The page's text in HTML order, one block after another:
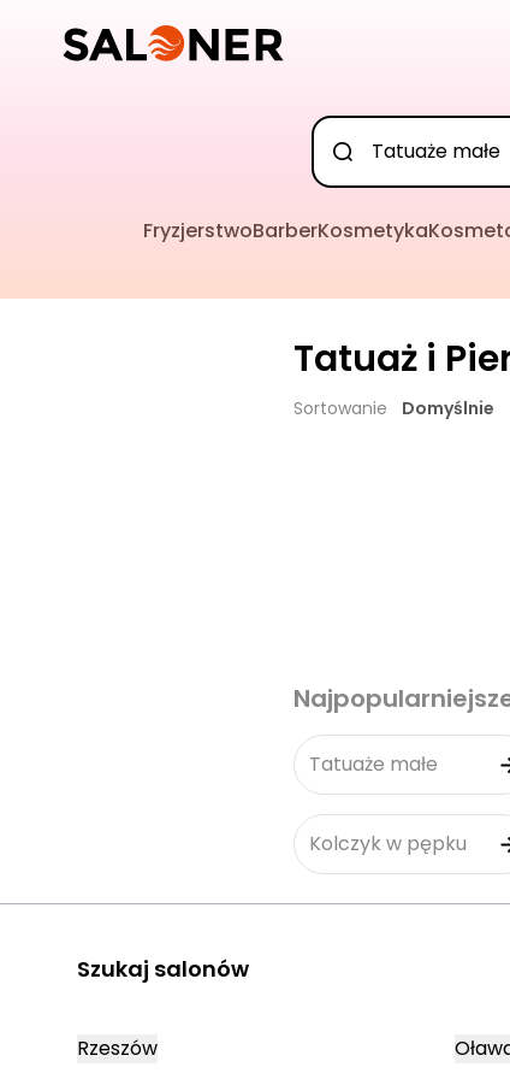
FryzjerstwoBarberKosmetyka
Tatuaż i
Sortowanie Domyślnie
Tatuaże małe
Kolczyk w pępku
Szukaj salonów
Rzeszów